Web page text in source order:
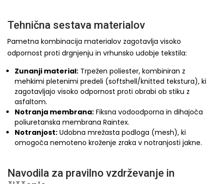
Tehnična sestava materialov
Pametna kombinacija materialov zagotavlja visoko
odpornost proti drgnjenju in vrhunsko udobje tekstila:
Zunanji material: Trpežen poliester, kombiniran z
mehkimi pletenimi predeli (softshell/knitted tekstura), ki
zagotavljajo visoko odpornost proti obrabi ob stiku z
asfaltom.
Notranja membrana: Fiksna vodoodporna in dihajoča
poliuretanska membrana Raintex.
Notranjost: Udobna mrežasta podloga (mesh), ki
omogoča nemoteno kroženje zraka v notranjosti jakne.
Navodila za pravilno vzdrževanje in